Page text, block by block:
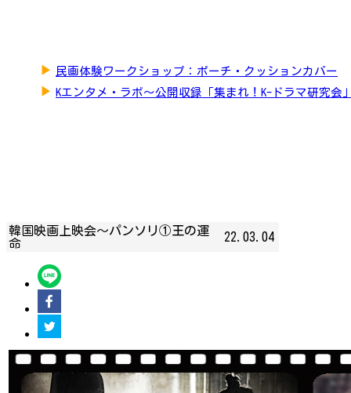
▶ 民画体験ワークショップ：ポーチ・クッションカバー
▶ Kエンタメ・ラボ～公開収録「集まれ！K-ドラマ研究会
韓国映画上映会〜パンソリ①王の運
命
22.03.04